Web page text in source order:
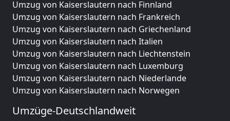
Umzug von Kaiserslautern nach Finnland
Umzug von Kaiserslautern nach Frankreich
Umzug von Kaiserslautern nach Griechenland
Umzug von Kaiserslautern nach Italien
Umzug von Kaiserslautern nach Liechtenstein
Umzug von Kaiserslautern nach Luxemburg
Umzug von Kaiserslautern nach Niederlande
Umzug von Kaiserslautern nach Norwegen
Umzüge-Deutschlandweit